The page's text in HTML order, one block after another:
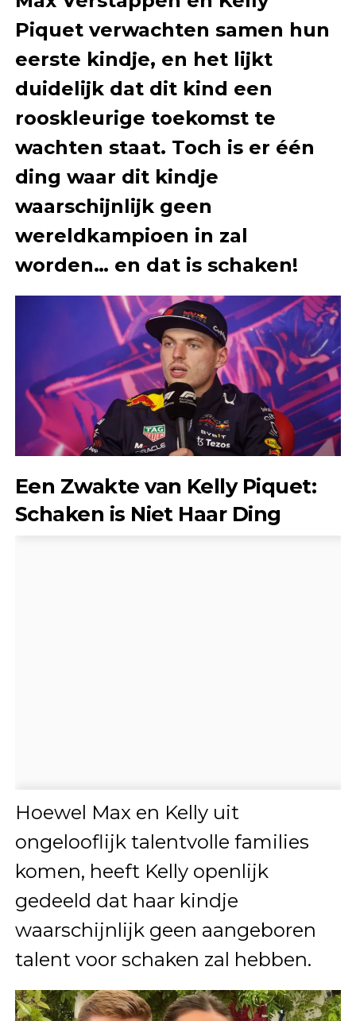
Piquet verwachten samen hun
eerste kindje, en het lijkt
duidelijk dat dit kind een
rooskleurige toekomst te
wachten staat. Toch is er één
ding waar dit kindje
waarschijnlijk geen
wereldkampioen in zal
worden… en dat is schaken!
Een Zwakte van Kelly Piquet:
Schaken is Niet Haar Ding
Hoewel Max en Kelly uit
ongelooflijk talentvolle families
komen, heeft Kelly openlijk
gedeeld dat haar kindje
waarschijnlijk geen aangeboren
talent voor schaken zal hebben.